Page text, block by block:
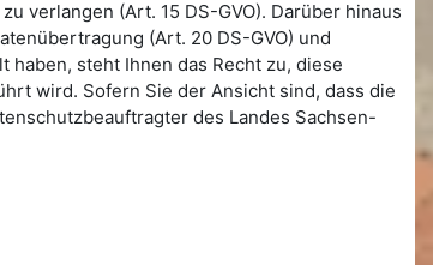
verlangen (Art. 15 DS-GVO). Darüber hinaus
(Art. 20 DS-GVO) und
steht Ihnen das Recht zu, diese
wird. Sofern Sie der Ansicht sind, dass die
des Landes Sachsen-